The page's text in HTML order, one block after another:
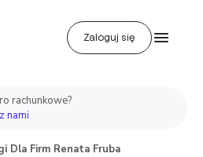
Zaloguj się
Dla Firm Renata Fruba
rachunkowe?
nami